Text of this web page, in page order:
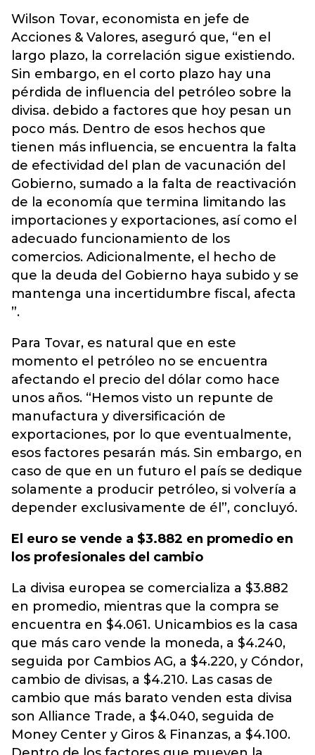
Wilson Tovar, economista en jefe de
Acciones & Valores, aseguró que, “en el
largo plazo, la correlación sigue existiendo.
Sin embargo, en el corto plazo hay una
pérdida de influencia del petróleo sobre la
divisa. debido a factores que hoy pesan un
poco más. Dentro de esos hechos que
tienen más influencia, se encuentra la falta
de efectividad del plan de vacunación del
Gobierno, sumado a la falta de reactivación
de la economía que termina limitando las
importaciones y exportaciones, así como el
adecuado funcionamiento de los
comercios. Adicionalmente, el hecho de
que la deuda del Gobierno haya subido y se
mantenga una incertidumbre fiscal, afecta
”.
Para Tovar, es natural que en este
momento el petróleo no se encuentra
afectando el precio del dólar como hace
unos años. “Hemos visto un repunte de
manufactura y diversificación de
exportaciones, por lo que eventualmente,
esos factores pesarán más. Sin embargo, en
caso de que en un futuro el país se dedique
solamente a producir petróleo, si volvería a
depender exclusivamente de él”, concluyó.
El euro se vende a $3.882 en promedio en
los profesionales del cambio
La divisa europea se comercializa a $3.882
en promedio, mientras que la compra se
encuentra en $4.061. Unicambios es la casa
que más caro vende la moneda, a $4.240,
seguida por Cambios AG, a $4.220, y Cóndor,
cambio de divisas, a $4.210. Las casas de
cambio que más barato venden esta divisa
son Alliance Trade, a $4.040, seguida de
Money Center y Giros & Finanzas, a $4.100.